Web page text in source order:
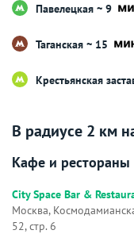
Павелецкая ~ 9
Таганская ~ 15
Крестьянская
В радиусе 2 км
Кафе и рестораны
City Space Bar &
Москва,
52, стр. 6